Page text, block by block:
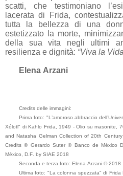
scatti, che testimoniano
lacerata di Frida,
tutta la bellezza di una
estetizzato la morte,
della sua vita negli ultimi
resilienza e dignità: “Viva la
Elena Arzani
Credits delle immagini:
Prima foto: "L’amoroso abbraccio
Xólotl" diKahlo Frida, 1949 - Olio su masonite,
and Natasha Gelman Collection of 20th
Credits © Gerardo Suter © Banco de México
México, D.F. by SIAE 2018
Seconda e terza foto: Elena Arzani © 2018
Ultima foto: "La colonna spezzata" di Frida